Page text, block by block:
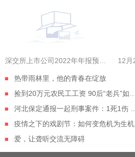
热带雨林里，他的青春在绽放
疫情之下的戏剧节：如何变危机为生机
爱，让聋听交流无障碍